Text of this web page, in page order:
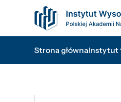
Strona głównaInstytut